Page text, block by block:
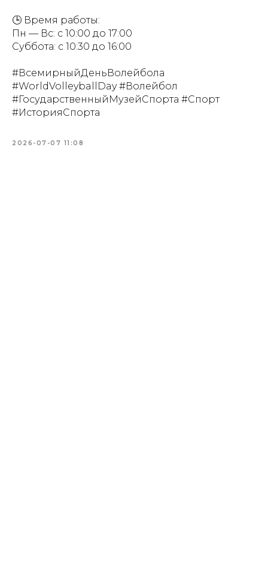
🕒 Время работы:
Пн — Вс: с 10:00 до 17:00
Суббота: с 10:30 до 16:00
#ВсемирныйДеньВолейбола
#WorldVolleyballDay #Волейбол
#ГосударственныйМузейСпорта #Спорт
#ИсторияСпорта
2026-07-07 11:08